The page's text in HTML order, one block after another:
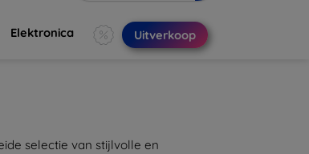
Elektronica Uitverkoop
selectie van stijlvolle en